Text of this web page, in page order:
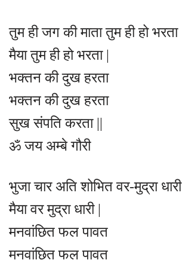
तुम ही जग की माता तुम ही हो भरता
मैया तुम ही हो भरता |
भक्तन की दुख हरता
भक्तन की दुख हरता
सुख संपति करता ||
ॐ जय अम्बे गौरी
भुजा चार अति शोभित वर-मुद्रा धारी
मैया वर मुद्रा धारी |
मनवांछित फल पावत
मनवांछित फल पावत